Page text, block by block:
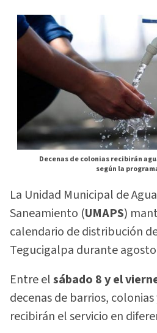
Decenas de colonias recibirán
según la
La Unidad Municipal de
Saneamiento (UMAPS)
calendario de distribución
Tegucigalpa durante agosto
Entre elsábado 8 y el
decenas de barrios,
recibirán el servicio en